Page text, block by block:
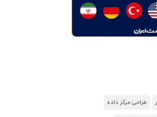
طراحی مرکز داده